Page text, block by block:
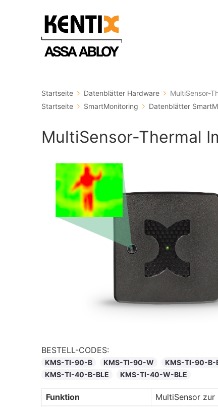
Startseite Datenblätter Hardware
MultiSensor-
Startseite
SmartMonitoring Datenblätter
MultiSensor-Thermal
BESTELL-CODES:
KMS-TI-90-B KMS-TI-90-W KMS-TI-90-B-
KMS-TI-40-B-BLE
KMS-TI-40-W-BLE
Funktion
MultiSensor zur